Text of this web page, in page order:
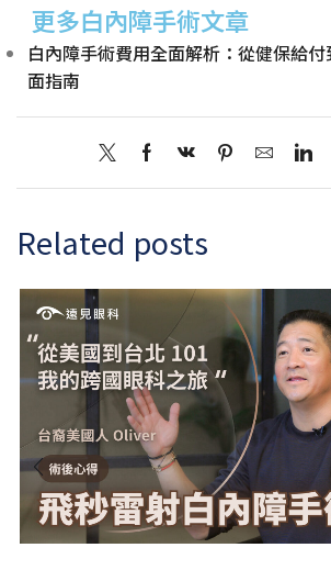
更多白內障手術文章
白內障手術費用全面解析：從健保給
面指南
Related posts